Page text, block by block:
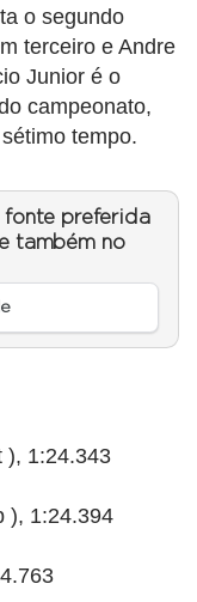
o segundo
terceiro e Andre
Junior é o
campeonato,
tempo.
fonte preferida
também no
), 1:24.343
), 1:24.394